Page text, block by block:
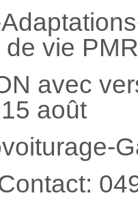
vie
avec
août